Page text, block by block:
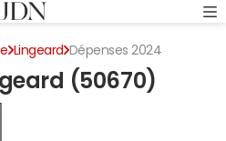
Lingeard Dépenses 2024
(50670)